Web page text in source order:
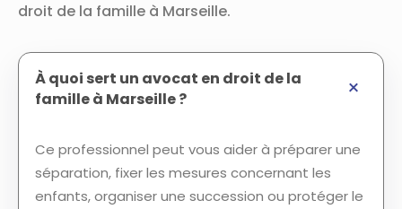
droit de la famille à Marseille.
À quoi sert un avocat en droit de la
famille à Marseille ?
Ce professionnel peut vous aider à préparer une
séparation, fixer les mesures concernant les
enfants, organiser une succession ou protéger le